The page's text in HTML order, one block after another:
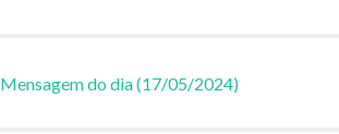
Navegação
Mensagem do dia (17/05/2024)